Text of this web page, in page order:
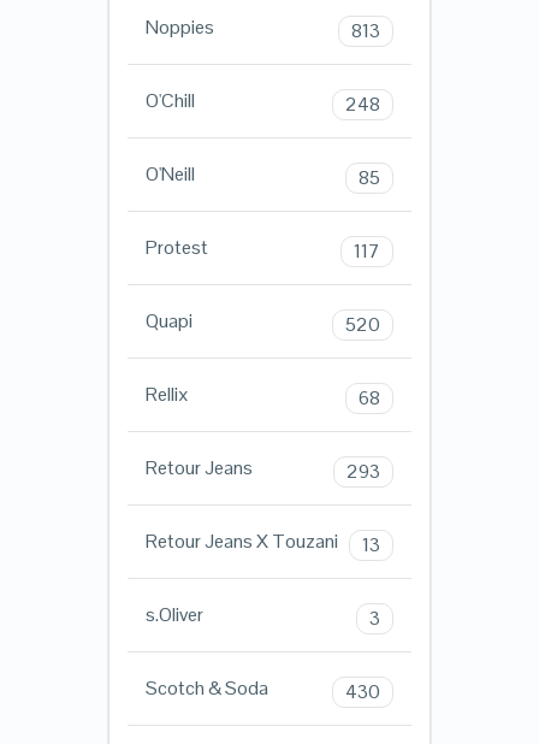
Noppies 813
O'Chill 248
O'Neill 85
Protest 117
Quapi 520
Rellix 68
Retour Jeans 293
Retour Jeans X Touzani 13
s.Oliver 3
Scotch & Soda 430